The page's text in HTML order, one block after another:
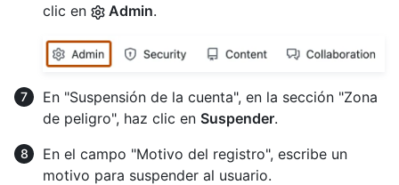
clic en
Admin.
En "Suspensión de la cuenta", en la sección "Zona
de peligro", haz clic en Suspender.
En el campo "Motivo del registro", escribe un
motivo para suspender al usuario.